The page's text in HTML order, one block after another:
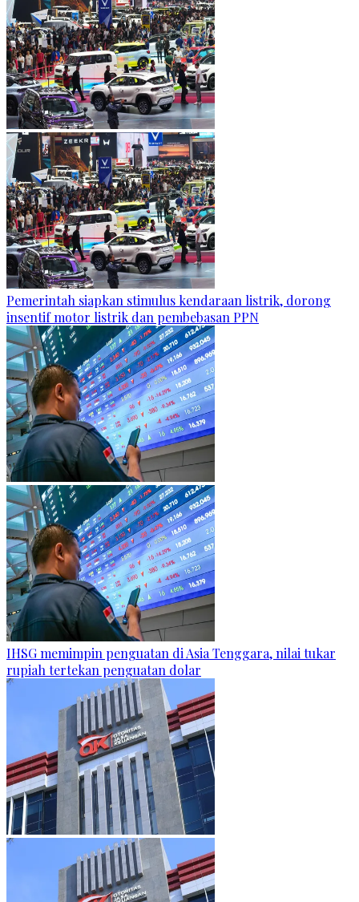
Pemerintah siapkan stimulus kendaraan listrik, dorong
insentif motor listrik dan pembebasan PPN
IHSG memimpin penguatan di Asia Tenggara, nilai tukar
rupiah tertekan penguatan dolar